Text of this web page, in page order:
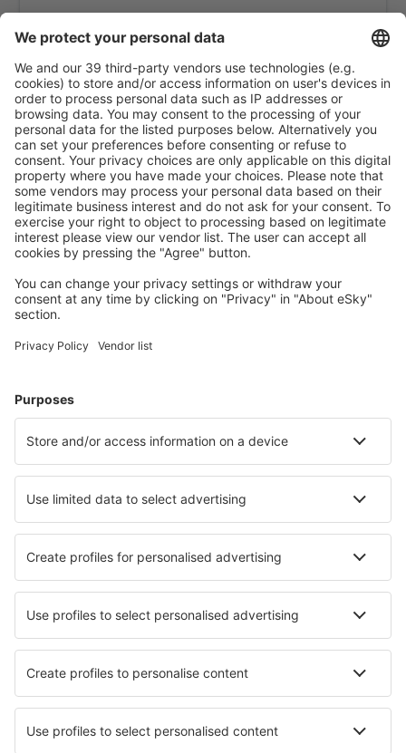
Tachilek Airport (THL)
Thandwe (SNW)
Yangon Intl Airport (RGN)